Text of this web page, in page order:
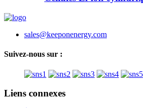
sales@keeponenergy.com
Suivez-nous sur :
Liens connexes